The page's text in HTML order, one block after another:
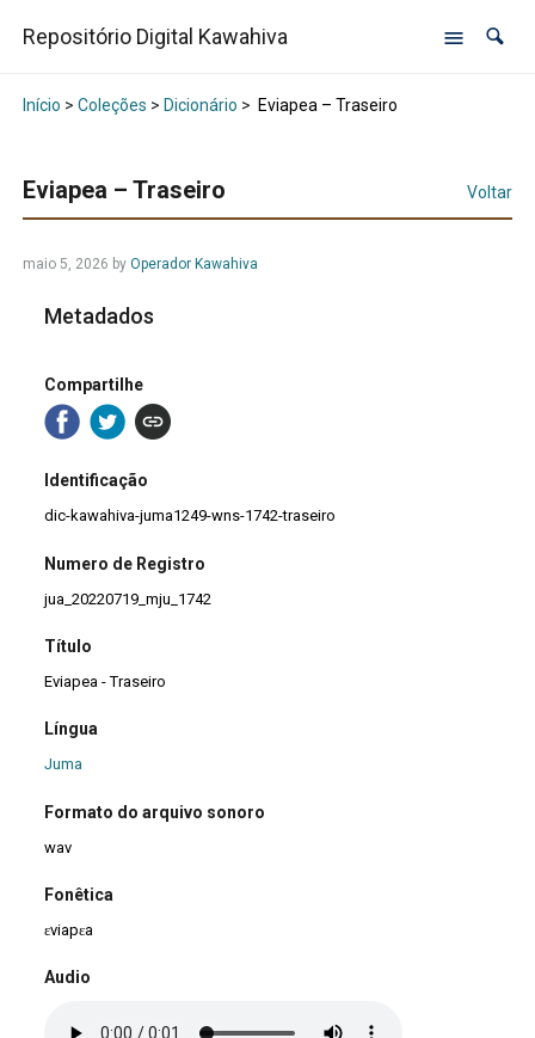
Repositório Digital Kawahiva
Início > Coleções > Dicionário > Eviapea – Traseiro
Eviapea – Traseiro Voltar
maio 5, 2026 by Operador Kawahiva
Metadados
Compartilhe
Identificação
dic-kawahiva-juma1249-wns-1742-traseiro
Numero de Registro
jua_20220719_mju_1742
Título
Eviapea - Traseiro
Língua
Juma
Formato do arquivo sonoro
wav
Fonêtica
ɛviapɛa
Audio